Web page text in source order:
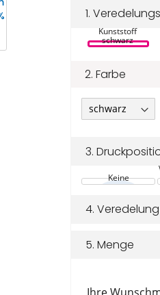
1.Lineal aus 100
Kunststoff
schwarz
2.Farbe
3.
Keine
4.Veredelung
5.Menge